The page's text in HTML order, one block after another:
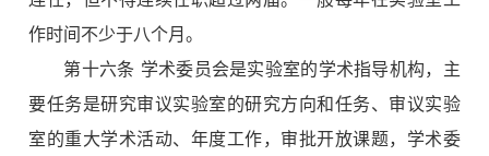
作时间不少于八个月。
第十六条 学术委员会是实验室的学术指导机构，主
要任务是研究审议实验室的研究方向和任务、审议实验
室的重大学术活动、年度工作，审批开放课题，学术委